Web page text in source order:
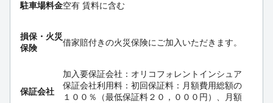
駐車場料金空有 賃料に含む
損保・ 火災
保険
借家賠付きの火災保険にご加入いただきます。
保証会社
加入要保証会社：オリコフォレントインシュア
保証会社利用料：初回保証料：月額費用総額の
１００％（最低保証料２０，０００円）、月額